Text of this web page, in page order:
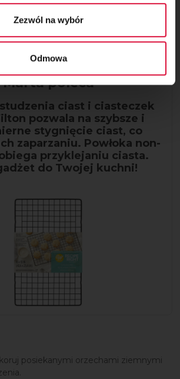
Zezwól na wybór
Odmowa
a następnie połóż na kratce i oblej
Marta poleca
ciast i ciasteczek
pozwala na szybsze i
stygnięcie ciast, co
zaparzaniu. Powłoka non-
przyklejaniu ciasta.
do Twojej kuchni!
posiekanymi orzechami ziemnymi